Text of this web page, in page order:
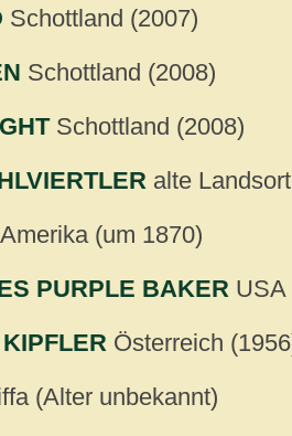
Schottland (2007)
Schottland (2008)
Schottland (2008)
alte
Amerika (um 1870)
PURPLE BAKER USA
Österreich
(Alter unbekannt)